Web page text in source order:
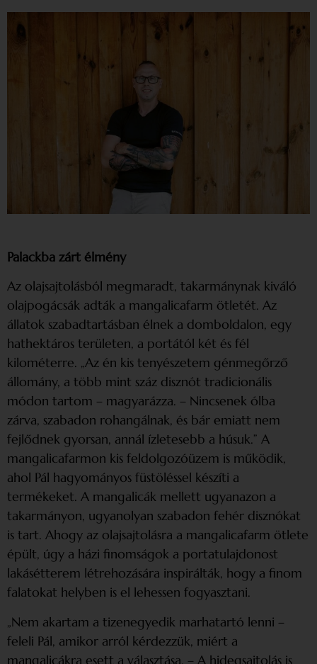
Palackba zárt élmény
Az olajsajtolásból megmaradt, takarmánynak kiváló
olajpogácsák adták a mangalicafarm ötletét. Az
állatok szabadtartásban élnek a domboldalon, egy
hathektáros területen, a portától két és fél
kilométerre. „Az én kis tenyészetem génmegőrző
állomány, a több mint száz disznót tradicio­nális
módon tartom – magyarázza. – Nincsenek ólba
zárva, szabadon rohangálnak, és bár emiatt nem
fejlődnek gyorsan, annál ízletesebb a húsuk.” A
mangalicafarmon kis feldolgozóüzem is működik,
ahol Pál hagyományos füstöléssel készíti a
termékeket. A mangalicák mellett ugyanazon a
takarmányon, ugyanolyan szabadon fehér disznókat
is tart. Ahogy az olajsajtolásra a mangalicafarm ötlete
épült, úgy a házi finomságok a portatulajdonost
lakásétterem létrehozására inspirálták, hogy a finom
falatokat helyben is el lehessen fogyasztani.
„Nem akartam a tizenegyedik marhatartó lenni –
feleli Pál, amikor arról kérdezzük, miért a
mangalicákra esett a választása. – A hidegsajtolás is